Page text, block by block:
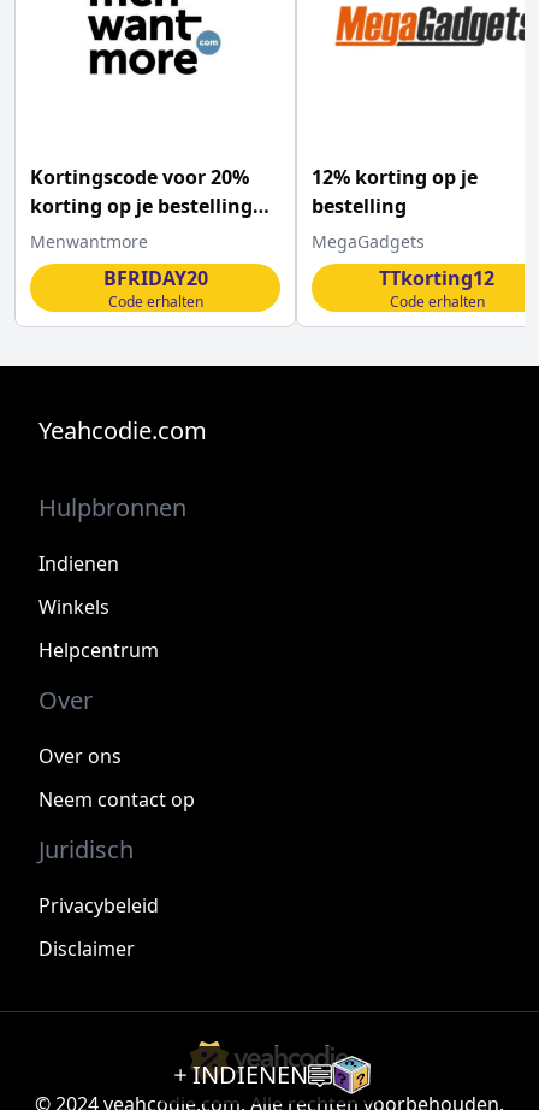
Kortingscode voor 20%
korting op je bestelling
bij Men Want More
Menwantmore
BFRIDAY20
Code erhalten
12% korting op je
bestelling
MegaGadgets
TTkorting12
Code erhalten
INDIENEN
Yeahcodie.com
Hulpbronnen
Indienen
Winkels
Helpcentrum
Over
Over ons
Neem contact op
Juridisch
Privacybeleid
Disclaimer
© 2024 yeahcodie.com. Alle rechten voorbehouden.